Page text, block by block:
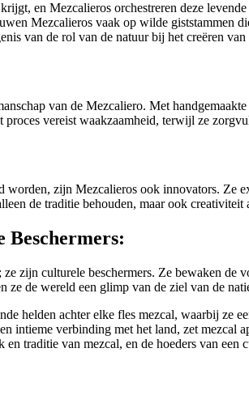
en Mezcalieros orchestreren deze
Mezcalieros vaak op wilde giststammen
van de rol van de natuur bij het creëren van
van de Mezcaliero. Met
vereist waakzaamheid, terwijl ze
zijn Mezcalieros ook innovators. Ze
de traditie behouden, maar ook
Beschermers:
zijn culturele beschermers. Ze bewaken
ze de wereld een glimp van de ziel van de
helden achter elke fles mezcal, waarbij ze
intieme verbinding met het land, zet
traditie van mezcal, en de hoeders van een